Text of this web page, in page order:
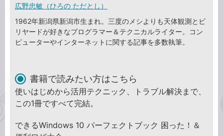
広野忠敏（ひろの ただとし）
1962年新潟県新潟市生まれ。三度のメシよりも天体観測とビ
リヤードが好きなプログラマー＆テクニカルライター。コン
ピューターやインターネットに関する記事を多数執筆。
書籍で読みたい方はこちら
使いはじめから活用テクニック、トラブル解決まで、
この1冊ですべて完結。
できるWindows 10 パーフェクトブック 困った！＆